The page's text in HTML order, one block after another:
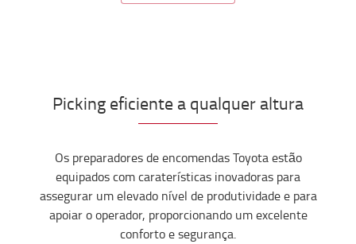
Picking eficiente a qualquer altura
Os preparadores de encomendas Toyota estão
equipados com caraterísticas inovadoras para
assegurar um elevado nível de produtividade e para
apoiar o operador, proporcionando um excelente
conforto e segurança.